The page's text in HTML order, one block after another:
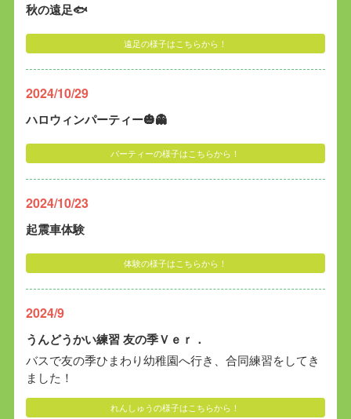
秋の遠足🐟
遠足の様子はこちらから！
2024/10/29
ハロウィンパーティー🎃👻
パーティーの様子はこちらから！
2024/10/23
起震車体験
体験の様子はこちらから！
2024/9
うんどうかい練習 友の季Ｖｅｒ．
バスで友の季ひまわり幼稚園へ行き、合同練習をしてき
ました！
れんしゅうの様子はこちらから！